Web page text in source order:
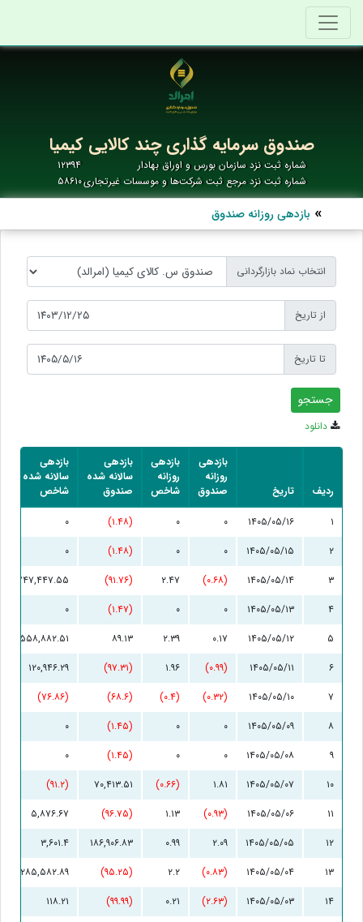
صندوق سرمایه گذاری چند کالایی کیمیا
شماره ثبت نزد سازمان بورس و اوراق بهادار
۱۲۳۹۴
شماره ثبت نزد مرجع ثبت شرکت‌ها و موسسات غیرتجاری۵۸۶۱۰
بازدهی روزانه صندوق
انتخاب نماد بازارگردانی
از تاریخ
تا تاریخ
دانلود
ردیف تاریخ
بازدهی
روزانه
صندوق
بازدهی
روزانه
شاخص
بازدهی
سالانه شده
صندوق
بازدهی
سالانه شده
شاخص
۱
۱۴۰۵/۰۵/۱۶ ۰ ۰ (۱.۴۸)
۰
۲
۱۴۰۵/۰۵/۱۵ ۰ ۰ (۱.۴۸)
۰
۳
۱۴۰۵/۰۵/۱۴ (۰.۶۸) ۲.۴۷ (۹۱.۷۶)
۷۴۷,۴۴۷.۵۵
۴
۱۴۰۵/۰۵/۱۳ ۰ ۰ (۱.۴۷)
۰
۵
۱۴۰۵/۰۵/۱۲ ۰.۱۷ ۲.۳۹ ۸۹.۱۳
۵۵۸,۸۸۲.۵۱
۶
۱۴۰۵/۰۵/۱۱ (۰.۹۹) ۱.۹۶ (۹۷.۳۱)
۱۲۰,۹۴۶.۲۹
۷
۱۴۰۵/۰۵/۱۰ (۰.۳۲) (۰.۴) (۶۸.۶)
(۷۶.۸۶)
۸
۱۴۰۵/۰۵/۰۹ ۰ ۰ (۱.۴۵)
۰
۹
۱۴۰۵/۰۵/۰۸ ۰ ۰ (۱.۴۵)
۰
۱۰
۱۴۰۵/۰۵/۰۷ ۱.۸۱ (۰.۶۶) ۷۰,۴۱۳.۵۱
(۹۱.۲)
۱۱
۱۴۰۵/۰۵/۰۶ (۰.۹۳) ۱.۱۳ (۹۶.۷۵)
۵,۸۷۶.۶۷
۱۲
۱۴۰۵/۰۵/۰۵ ۲.۰۹ ۰.۹۹ ۱۸۶,۹۰۶.۸۳
۳,۶۰۱.۴
۱۳
۱۴۰۵/۰۵/۰۴ (۰.۸۳) ۲.۲ (۹۵.۲۵)
۲۸۵,۵۸۲.۸۹
۱۴
۱۴۰۵/۰۵/۰۳ (۲.۶۳) ۰.۲۱ (۹۹.۹۹)
۱۱۸.۲۱